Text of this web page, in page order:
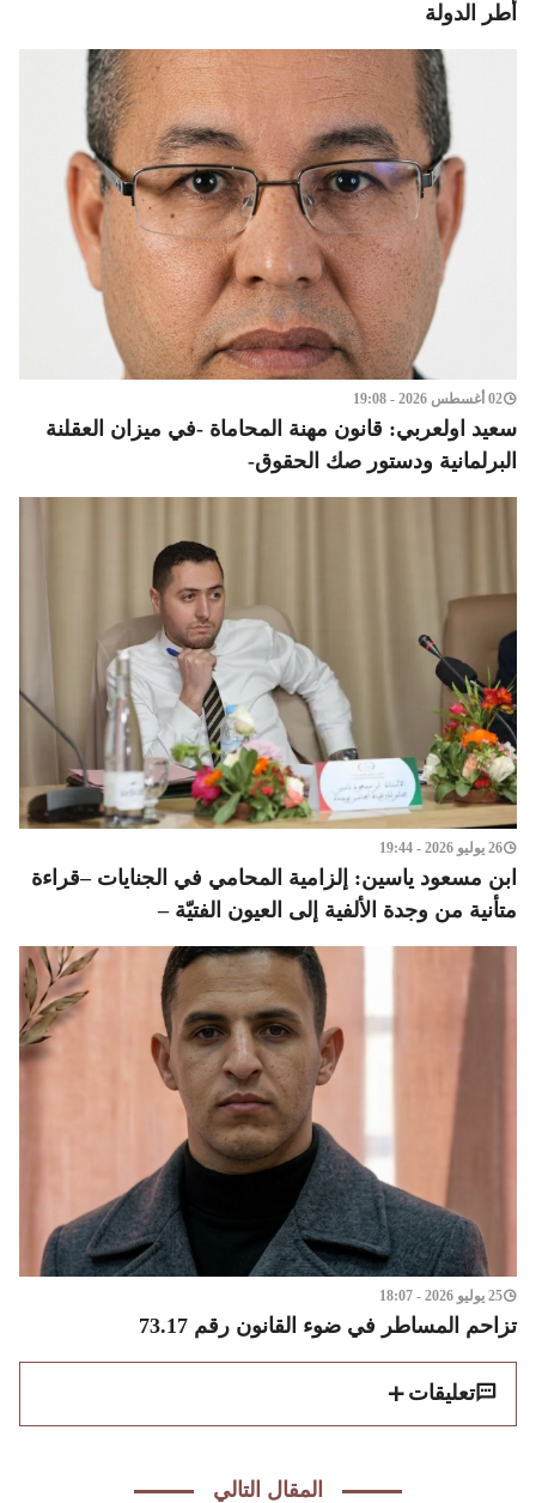
أطر الدولة
02 أغسطس 2026 - 19:08
سعيد اولعربي: قانون مهنة المحاماة -في ميزان العقلنة
البرلمانية ودستور صك الحقوق-
26 يوليو 2026 - 19:44
ابن مسعود ياسين: إلزامية المحامي في الجنايات –قراءة
متأنية من وجدة الألفية إلى العيون الفتيّة –
25 يوليو 2026 - 18:07
تزاحم المساطر في ضوء القانون رقم 73.17
تعليقات
المقال التالي